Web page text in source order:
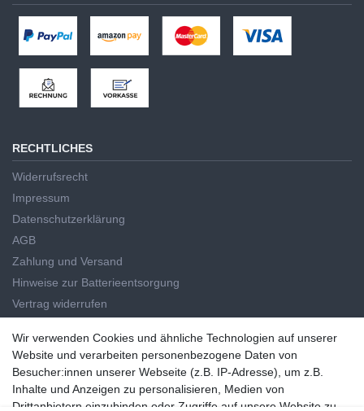
Wir verwenden Cookies und ähnliche Technologien auf unserer
Website und verarbeiten personenbezogene Daten von
Besucher:innen unserer Webseite (z.B. IP-Adresse), um z.B. Inhalte
und Anzeigen zu personalisieren, Medien von Drittanbietern
RECHTLICHES
Widerrufsrecht
Impressum
Datenschutzerklärung
AGB
Zahlung und Versand
Hinweise zur Batterieentsorgung
Vertrag widerrufen
HAUPTKATEGORIEN
Handwerkzeug
Elektrowerkzeug
Haus und Garten
Wir verwenden Cookies und ähnliche Technologien auf unserer
Website und verarbeiten personenbezogene Daten von
Besucher:innen unserer Webseite (z.B. IP-Adresse), um z.B.
Inhalte und Anzeigen zu personalisieren, Medien von
Drittanbietern einzubinden oder Zugriffe auf unsere Website zu